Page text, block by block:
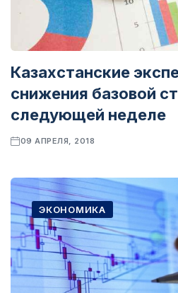
Казахстанские
снижения базовой
следующей неделе
09 АПРЕЛЯ, 2018
ЭКОНОМИКА